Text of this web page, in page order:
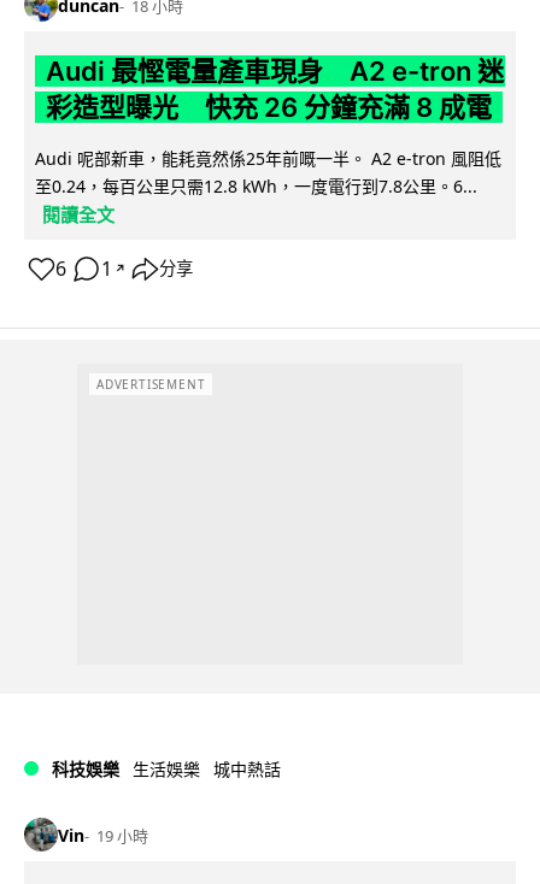
duncan 18 小時
Audi 最慳電量產車現身 A2 e-tron 迷
彩造型曝光 快充 26 分鐘充滿 8 成電
Audi 呢部新車，能耗竟然係25年前嘅一半。 A2 e-tron 風阻低
至0.24，每百公里只需12.8 kWh，一度電行到7.8公里。6...
閱讀全文
6 1 ↗ 分享
ADVERTISEMENT
科技娛樂 生活娛樂 城中熱話
Vin 19 小時